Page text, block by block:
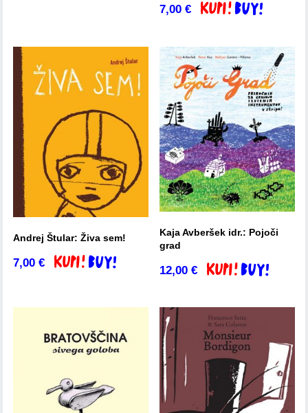
7,00€ Dodaj v košarico
Andrej Štular: Živa sem!
7,00€ Dodaj v košarico
Kaja Avberšek idr.: Pojoči
grad
12,00€ Dodaj v košarico